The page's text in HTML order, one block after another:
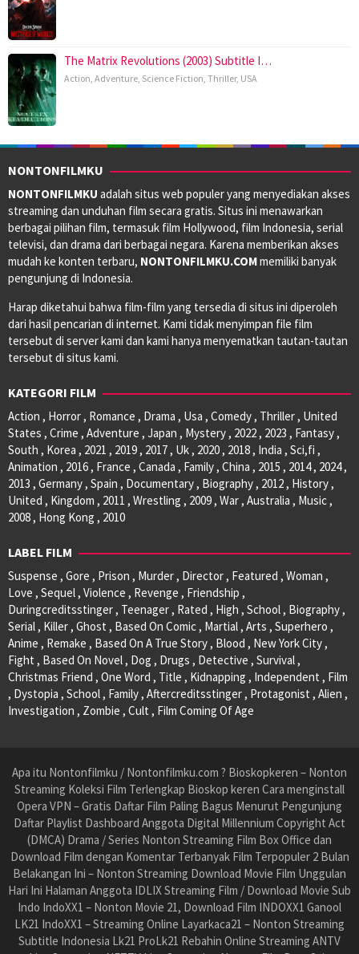
The Matrix Revolutions (2003) Subtitle I…
Action, Adventure, Science Fiction, Thriller, USA
NONTONFILMKU
NONTONFILMKU adalah situs web populer yang menyediakan akses
streaming dan unduhan film secara gratis. Situs ini menawarkan
berbagai pilihan film, termasuk film Hollywood, film Indonesia, serial
televisi, dan drama dari berbagai negara. Karena memberikan akses
mudah ke konten terbaru, NONTONFILMKU.COMmemiliki banyak
pengunjung di Indonesia.
Harap diketahui bahwa film-film yang tersedia di situs ini diperoleh
dari hasil pencarian di internet. Kami tidak menyimpan file film
tersebut di server kami dan kami hanya menyematkan tautan-tautan
tersebut di situs kami.
KATEGORI FILM
Action , Horror , Romance , Drama , Usa , Comedy , Thriller , United
States , Crime , Adventure , Japan , Mystery , 2022 , 2023 , Fantasy ,
South , Korea , 2021 , 2019 , 2017 , Uk , 2020 , 2018 , India , Sci,fi ,
Animation , 2016 , France , Canada , Family , China , 2015 , 2014 , 2024 ,
2013 , Germany , Spain , Documentary , Biography , 2012 , History ,
United , Kingdom , 2011 , Wrestling , 2009 , War , Australia , Music ,
2008 , Hong Kong , 2010
LABEL FILM
Suspense , Gore , Prison , Murder , Director , Featured , Woman ,
Love , Sequel , Violence , Revenge , Friendship ,
Duringcreditsstinger , Teenager , Rated , High , School , Biography ,
Serial , Killer , Ghost , Based On Comic , Martial , Arts , Superhero ,
Anime , Remake , Based On A True Story , Blood , New York City ,
Fight , Based On Novel , Dog , Drugs , Detective , Survival ,
Christmas Friend , One Word , Title , Kidnapping , Independent , Film
, Dystopia , School , Family , Aftercreditsstinger , Protagonist , Alien ,
Investigation , Zombie , Cult , Film Coming Of Age
Apa itu Nontonfilmku / Nontonfilmku.com ? Bioskopkeren – Nonton
Streaming Koleksi Film Terlengkap Bioskop keren Cara menginstall
Opera VPN – Gratis Daftar Film Paling Bagus Menurut Pengunjung
Daftar Playlist Dashboard Anggota Digital Millennium Copyright Act
(DMCA) Drama / Series Nonton Streaming Film Box Office dan
Download Film dengan Komentar Terbanyak Film Terpopuler 2 Bulan
Belakangan Ini – Nonton Streaming Download Movie Film Unggulan
Hari Ini Halaman Anggota IDLIX Streaming Film / Download Movie Sub
Indo IndoXX1 – Nonton Movie 21, Download Film INDOXX1 Ganool
LK21 IndoXX1 – Streaming Online Layarkaca21 – Nonton Streaming
Subtitle Indonesia Lk21 ProLk21 Rebahin Online Streaming ANTV